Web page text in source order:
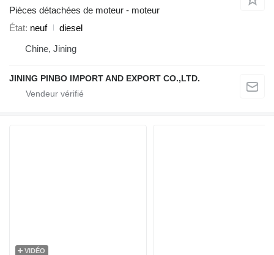
Pièces détachées de moteur - moteur
État neuf
diesel
Chine, Jining
JINING PINBO IMPORT AND EXPORT CO.,LTD.
VIDÉO